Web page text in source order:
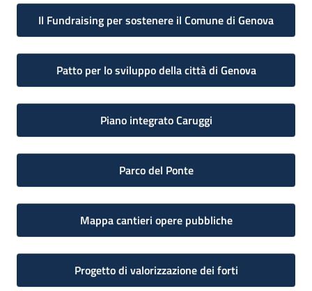
Il Fundraising per sostenere il Comune di Genova
Patto per lo sviluppo della città di Genova
Piano integrato Caruggi
Parco del Ponte
Mappa cantieri opere pubbliche
Progetto di valorizzazione dei forti